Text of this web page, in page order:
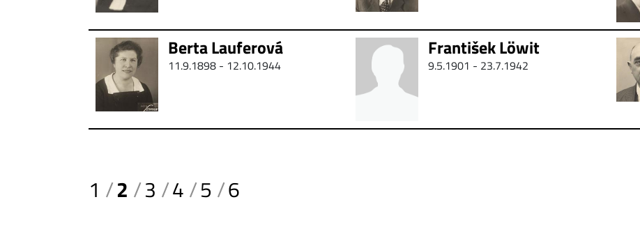
Berta Lauferová
11.9.1898 - 12.10.1944
František Löwit
9.5.1901 - 23.7.1942
1 2 3 4 5 6